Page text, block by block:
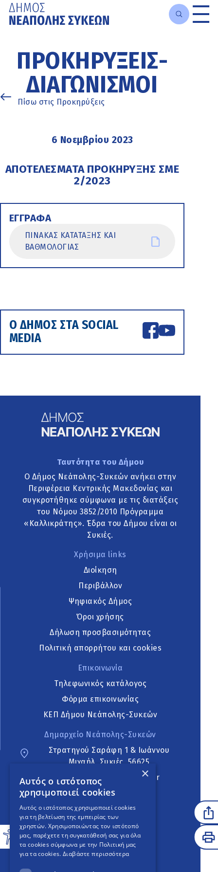
κυρίως
περιεχόμενο
ΠΡΟΚΗΡΎΞΕΙΣ-
ΔΙΑΓΩΝΙΣΜΟΊ
Πίσω στις Προκηρύξεις
6 Νοεμβρίου 2023
ΑΠΟΤΕΛΕΣΜΑΤΑ ΠΡΟΚΗΡΥΞΗΣ ΣΜΕ
2/2023
ΕΓΓΡΑΦΑ
ΠΙΝΑΚΑΣ ΚΑΤΑΤΑΞΗΣ ΚΑΙ
ΒΑΘΜΟΛΟΓΙΑΣ
Ο ΔΗΜΟΣ ΣΤΑ SOCIAL
MEDIA
Ταυτότητα του Δήμου
Ο Δήμος Νεάπολης-Συκεών ανήκει στην
Περιφέρεια Κεντρικής Μακεδονίας και
συγκροτήθηκε σύμφωνα με τις διατάξεις
του Νόμου 3852/2010 Πρόγραμμα
«Καλλικράτης». Έδρα του Δήμου είναι οι
Συκιές.
Χρήσιμα links
Διοίκηση
Περιβάλλον
Ψηφιακός Δήμος
Όροι χρήσης
Δήλωση προσβασιμότητας
Πολιτική απορρήτου και cookies
Επικοινωνία
Τηλεφωνικός κατάλογος
Φόρμα επικοινωνίας
ΚΕΠ Δήμου Νεάπολης-Συκεών
Δημαρχείο Νεάπολης-Συκεών
Στρατηγού Σαράφη 1 & Ιωάννου
Μιχαήλ, Συκιές, 56625
neapoli.sykies@ddt.gov.gr
Ακολουθήστε
English Version
An project
×
Αυτός ο ιστότοπος
χρησιμοποιεί cookies
Αυτός ο ιστότοπος χρησιμοποιεί cookies
για τη βελτίωση της εμπειρίας των
χρηστών. Χρησιμοποιώντας τον ιστότοπό
μας, παρέχετε τη συγκατάθεσή σας για όλα
τα cookies σύμφωνα με την Πολιτική μας
για τα cookies. Διαβάστε περισσότερα